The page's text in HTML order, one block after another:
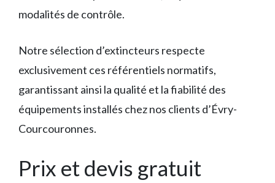
modalités de contrôle.
Notre sélection d’extincteurs respecte
exclusivement ces référentiels normatifs,
garantissant ainsi la qualité et la fiabilité des
équipements installés chez nos clients d’Évry-
Courcouronnes.
Prix et devis gratuit